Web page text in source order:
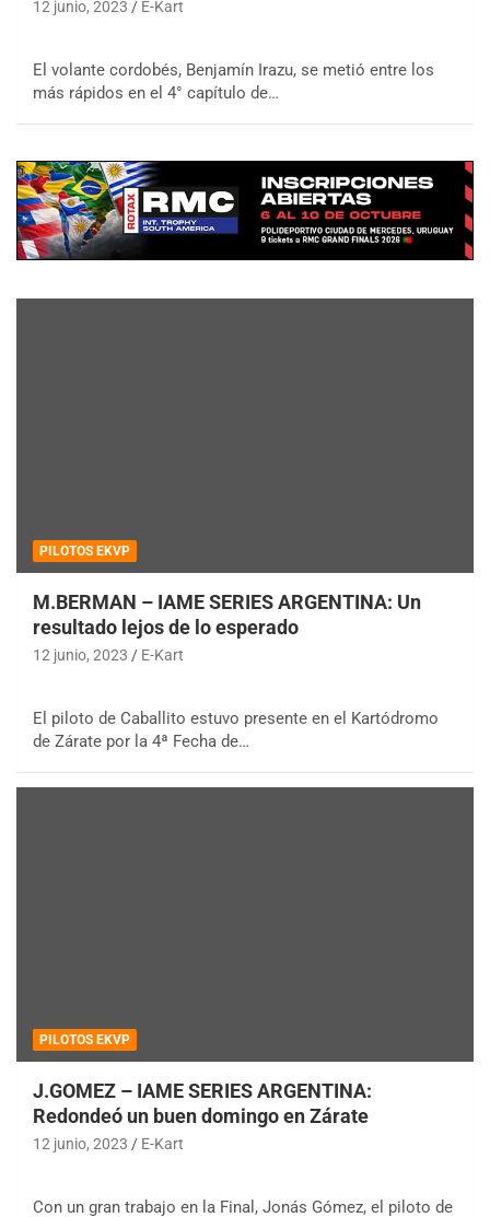
12 junio, 2023 E-Kart
El volante cordobés, Benjamín Irazu, se metió entre los
más rápidos en el 4° capítulo de…
PILOTOS EKVP
M.BERMAN – IAME SERIES ARGENTINA: Un
resultado lejos de lo esperado
12 junio, 2023 E-Kart
El piloto de Caballito estuvo presente en el Kartódromo
de Zárate por la 4ª Fecha de…
PILOTOS EKVP
J.GOMEZ – IAME SERIES ARGENTINA:
Redondeó un buen domingo en Zárate
12 junio, 2023 E-Kart
Con un gran trabajo en la Final, Jonás Gómez, el piloto de